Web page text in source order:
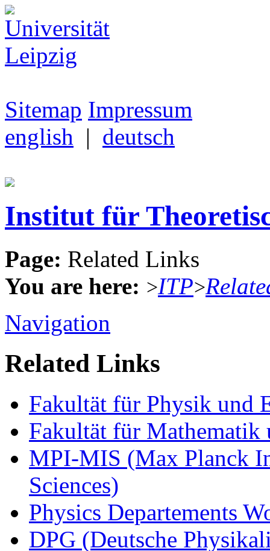
Sitemap Impressum
english | deutsch
Institut für
Page: Related Links
You are here: >ITP>
Navigation
Related Links
Fakultät für Physik und
Fakultät für
MPI-MIS (Max Planck
Sciences)
Physics Departements
DPG (Deutsche